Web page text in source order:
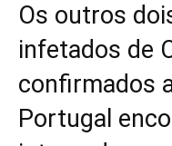
Os outros
infetados de
confirmados
Portugal